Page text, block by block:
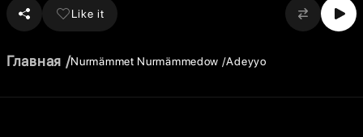
Like it
Главная Nurmämmet Nurmämmedow Adeyyo